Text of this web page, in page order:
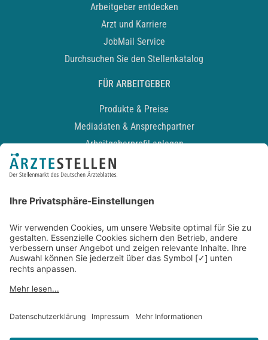
Arbeitgeber entdecken
Arzt und Karriere
JobMail Service
Durchsuchen Sie den Stellenkatalog
FÜR ARBEITGEBER
Produkte & Preise
Mediadaten & Ansprechpartner
Arbeitgeberprofil anlegen
Recruiting-Podcast
Kontakt
Datenschutz
Newsletter